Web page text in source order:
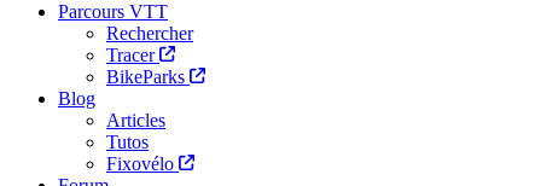
Parcours VTT
Rechercher
Tracer
BikeParks
Blog
Articles
Tutos
Fixovélo